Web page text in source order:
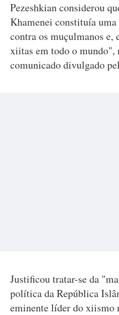
Pezeshkian considerou
Khamenei constituía
contra os muçulmanos e,
xiitas em todo o mundo",
comunicado divulgado
Justificou tratar-se da
política da República
eminente líder do xiismo